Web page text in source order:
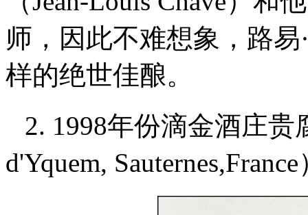
师，因此不难想象，路
样的绝世佳酿。
2. 1998年份滴金酒庄贵
d'Yquem, Sauternes,France